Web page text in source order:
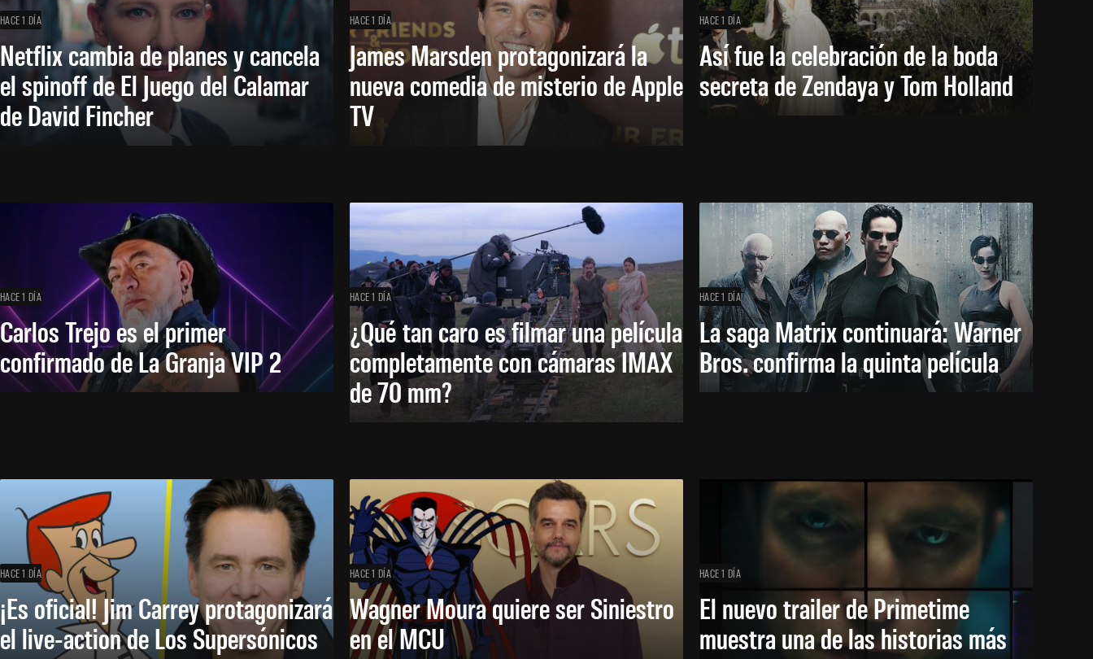
HACE 1 DÍA
Netflix cambia de planes y cancela
el spinoff de El Juego del Calamar
de David Fincher
HACE 1 DÍA
James Marsden protagonizará la
nueva comedia de misterio de Apple
TV
HACE 1 DÍA
Así fue la celebración de la boda
secreta de Zendaya y Tom Holland
HACE 1 DÍA
Carlos Trejo es el primer
confirmado de La Granja VIP 2
HACE 1 DÍA
¿Qué tan caro es filmar una película
completamente con cámaras IMAX
de 70 mm?
HACE 1 DÍA
La saga Matrix continuará: Warner
Bros. confirma la quinta película
HACE 1 DÍA
¡Es oficial! Jim Carrey protagonizará
el live-action de Los Supersónicos
HACE 1 DÍA
Wagner Moura quiere ser Siniestro
en el MCU
HACE 1 DÍA
El nuevo trailer de Primetime
muestra una de las historias más